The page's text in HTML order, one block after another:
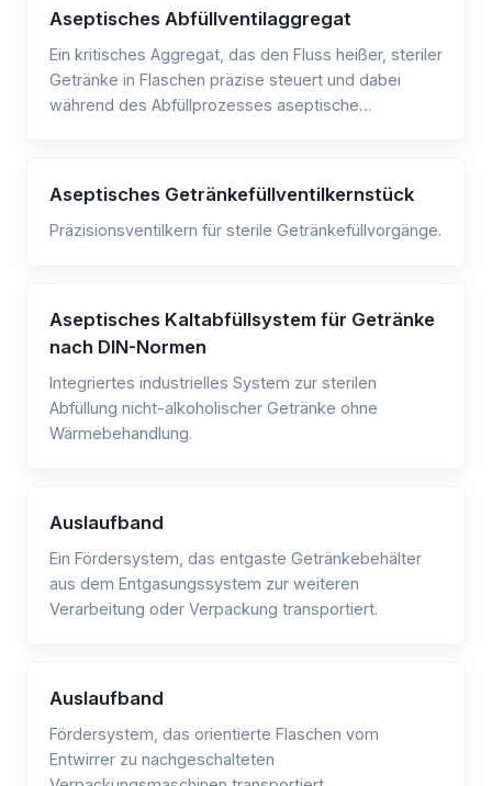
Aseptisches Abfüllventilaggregat
Ein kritisches Aggregat, das den Fluss heißer, steriler
Getränke in Flaschen präzise steuert und dabei
während des Abfüllprozesses aseptische
Aseptisches Getränkefüllventilkernstück
Präzisionsventilkern für sterile Getränkefüllvorgänge.
Aseptisches Kaltabfüllsystem für Getränke
nach DIN-Normen
Integriertes industrielles System zur sterilen
Abfüllung nicht-alkoholischer Getränke ohne
Wärmebehandlung.
Auslaufband
Ein Fördersystem, das entgaste Getränkebehälter
aus dem Entgasungssystem zur weiteren
Verarbeitung oder Verpackung transportiert.
Auslaufband
Fördersystem, das orientierte Flaschen vom
Entwirrer zu nachgeschalteten